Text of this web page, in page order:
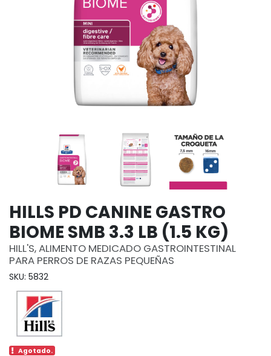
HILLS PD CANINE GASTRO
BIOME SMB 3.3 LB (1.5 KG)
HILL'S, ALIMENTO MEDICADO GASTROINTESTINAL
PARA PERROS DE RAZAS PEQUEÑAS
SKU: 5832
Agotado.